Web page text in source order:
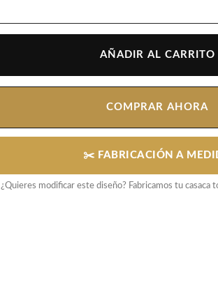
AÑADIR AL CARRITO
COMPRAR AHORA
✂️ FABRICACIÓN A
¿Quieres modificar este diseño? Fabricamos tu casaca